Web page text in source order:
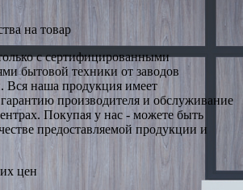
на товар
с сертифицированными
бытовой техники от заводов
Вся наша продукция имеет
производителя и обслуживание
Покупая у нас - можете быть
предоставляемой продукции и
цен